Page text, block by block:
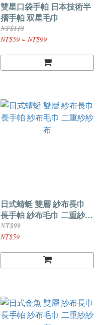
雙星口袋手帕 日本技術半
摺手帕 双星毛巾
NT$118
NT$59 ~ NT$99
日式蜻蜓 雙層 紗布長巾
長手帕 紗布毛巾 二重紗紗
布
NT$99
NT$59